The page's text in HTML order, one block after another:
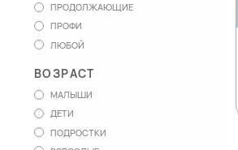
ПРОДОЛЖАЮЩИЕ
ПРОФИ
ЛЮБОЙ
ВОЗРАСТ
МАЛЫШИ
ДЕТИ
ПОДРОСТКИ